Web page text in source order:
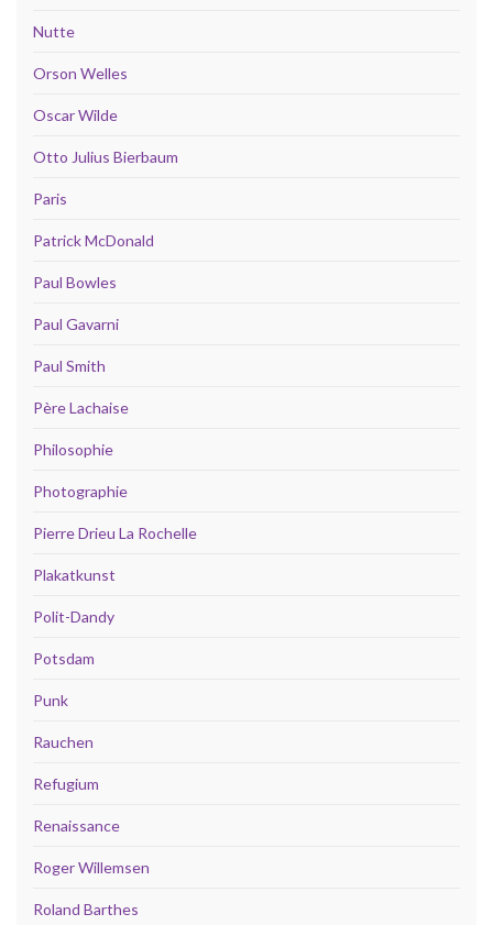
Nutte
Orson Welles
Oscar Wilde
Otto Julius Bierbaum
Paris
Patrick McDonald
Paul Bowles
Paul Gavarni
Paul Smith
Père Lachaise
Philosophie
Photographie
Pierre Drieu La Rochelle
Plakatkunst
Polit-Dandy
Potsdam
Punk
Rauchen
Refugium
Renaissance
Roger Willemsen
Roland Barthes